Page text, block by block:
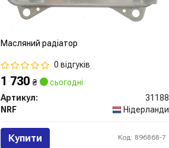
Масляний радіатор
0 відгуків
1 730₴
сьогодні
Артикул:
31188
NRF
Нідерланди
Купити Код: 896868-7